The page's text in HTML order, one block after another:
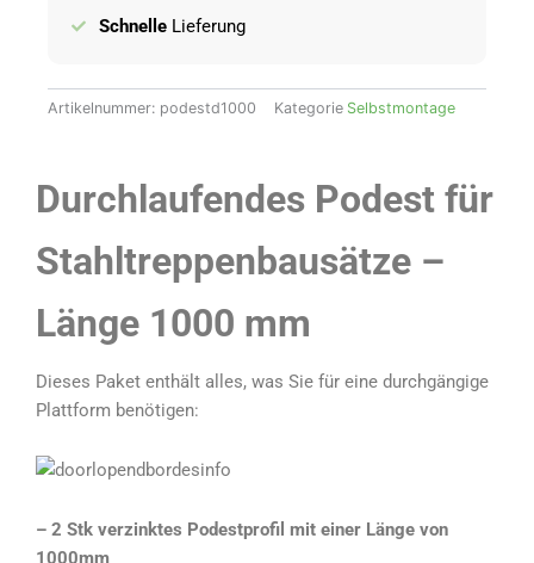
Schnelle Lieferung
Artikelnummer: podestd1000 Kategorie Selbstmontage
Durchlaufendes Podest für
Stahltreppenbausätze –
Länge 1000 mm
Dieses Paket enthält alles, was Sie für eine durchgängige
Plattform benötigen:
– 2 Stk verzinktes Podestprofil mit einer Länge von
1000mm